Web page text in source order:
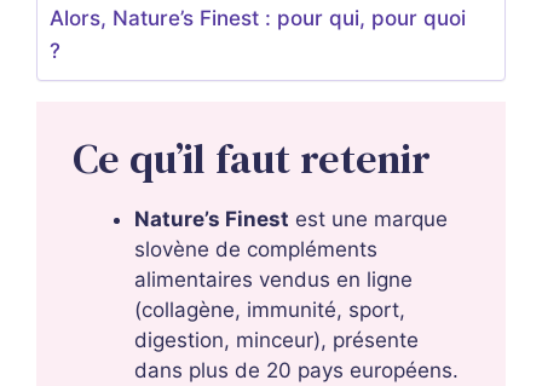
Alors, Nature’s Finest : pour qui, pour quoi
?
Ce qu’il faut retenir
Nature’s Finest est une marque
slovène de compléments
alimentaires vendus en ligne
(collagène, immunité, sport,
digestion, minceur), présente
dans plus de 20 pays européens.